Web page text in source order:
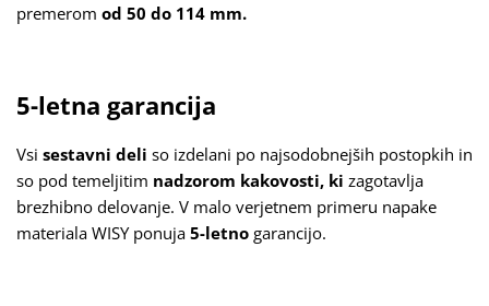
premerom od 50 do 114 mm.
5-letna garancija
Vsi sestavni deli so izdelani po najsodobnejših postopkih in
so pod temeljitim nadzorom kakovosti, ki zagotavlja
brezhibno delovanje. V malo verjetnem primeru napake
materiala WISY ponuja 5-letno garancijo.